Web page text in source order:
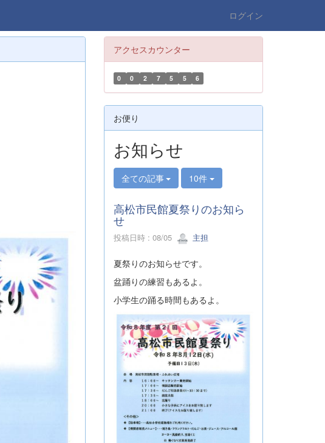
ログイン
アクセスカウンター
0 0 2 7 5 5 6
お便り
お知らせ
全ての記事 10件
高松市民館夏祭りのお知ら
せ
投稿日時 : 08/05 主担
夏祭りのお知らせです。
盆踊りの練習もあるよ。
小学生の踊る時間もあるよ。